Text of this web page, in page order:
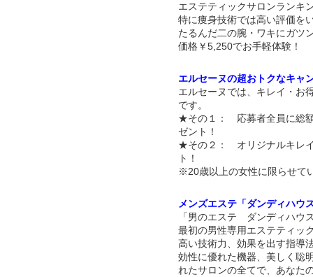
エステティックサロンランキ
特に痩身技術では高い評価を
たるんだ二の腕・ワキにガツ
価格￥5,250でお手軽体験！
エルセーヌの超おトクなキャ
エルセーヌでは、キレイ・お
です。
★その１： 応募者全員に総
ゼント！
★その２： オリジナルキレ
ト！
※20歳以上の女性に限らせて
メンズエステ「ダンディハウ
「男のエステ ダンディハウ
最初の男性専用エステティッ
高い技術力、効果を出す指導
効性に優れた機器、美しく聡
れたサロンの全てで、あなた